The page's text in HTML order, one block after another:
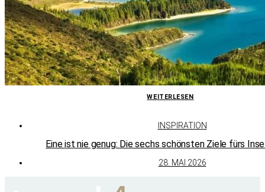
WEITERLESEN
INSPIRATION
Eine ist nie genug: Die sechs schönsten Ziele fürs
28. MAI 2026